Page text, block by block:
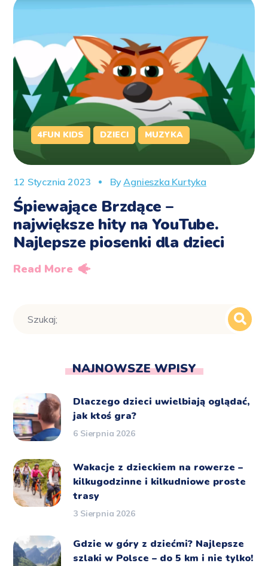
4FUN KIDS DZIECI MUZYKA
12 Stycznia 2023 ByAgnieszka Kurtyka
Śpiewające Brzdące –
największe hity na YouTube.
Najlepsze piosenki dla dzieci
Read More
NAJNOWSZE WPISY
Dlaczego dzieci uwielbiają oglądać,
jak ktoś gra?
6 Sierpnia 2026
Wakacje z dzieckiem na rowerze –
kilkugodzinne i kilkudniowe proste
trasy
3 Sierpnia 2026
Gdzie w góry z dziećmi? Najlepsze
szlaki w Polsce – do 5 km i nie tylko!